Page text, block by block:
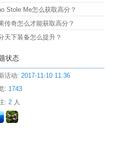
Stole Me怎么获取高分？
传奇怎么才能获取高分？
天下装备怎么提升？
状态
活动: 2017-11-10 11:36
: 1743
: 2 人